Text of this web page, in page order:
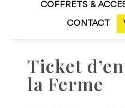
COFFRETS &
CONTACT
Ticket
la Ferme